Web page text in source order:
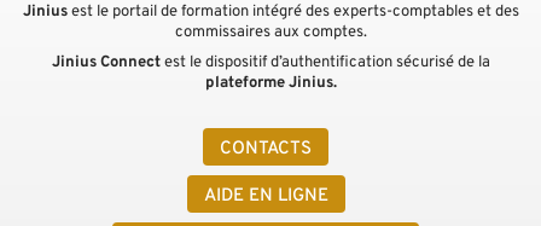
CONTACTS
AIDE EN LIGNE
Jiniusest le portail de formation intégré des experts-comptables et des
commissaires aux comptes.
Jinius Connectest le dispositif d’authentification sécurisé de la
plateforme Jinius.